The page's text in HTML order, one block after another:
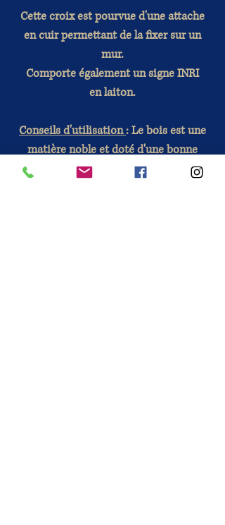
Cette croix est pourvue d'une attache
en cuir permettant de la fixer sur un
mur.
Comporte également un signe INRI
en laiton.
Conseils d'utilisation: Le bois est une
matière noble et doté d'une bonne
durabilité. Chaque exemplaire